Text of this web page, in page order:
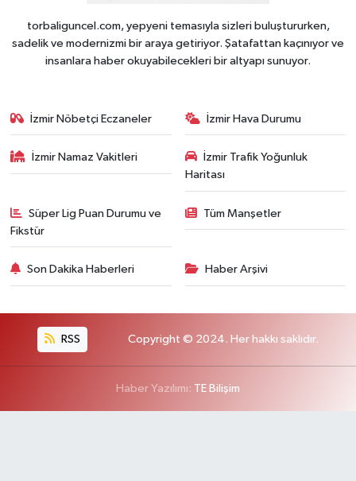
torbaliguncel.com, yepyeni temasıyla sizleri buluştururken,
sadelik ve modernizmi bir araya getiriyor. Şatafattan kaçınıyor ve
insanlara haber okuyabilecekleri bir altyapı sunuyor.
İzmir Nöbetçi Eczaneler İzmir Hava Durumu
İzmir Namaz Vakitleri
İzmir Trafik Yoğunluk
Haritası
Süper Lig Puan Durumu ve
Fikstür
Tüm Manşetler
Son Dakika Haberleri Haber Arşivi
RSS Copyright © 2024. Her hakkı saklıdır.
Haber Yazılımı: TE Bilişim